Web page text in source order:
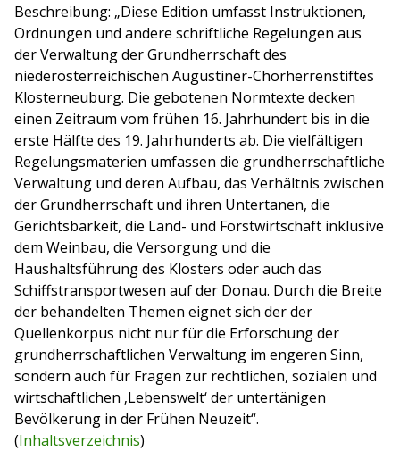
Beschreibung: „Diese Edition umfasst Instruktionen,
Ordnungen und andere schriftliche Regelungen aus
der Verwaltung der Grundherrschaft des
niederösterreichischen Augustiner-Chorherrenstiftes
Klosterneuburg. Die gebotenen Normtexte decken
einen Zeitraum vom frühen 16. Jahrhundert bis in die
erste Hälfte des 19. Jahrhunderts ab. Die vielfältigen
Regelungsmaterien umfassen die grundherrschaftliche
Verwaltung und deren Aufbau, das Verhältnis zwischen
der Grundherrschaft und ihren Untertanen, die
Gerichtsbarkeit, die Land- und Forstwirtschaft inklusive
dem Weinbau, die Versorgung und die
Haushaltsführung des Klosters oder auch das
Schiffstransportwesen auf der Donau. Durch die Breite
der behandelten Themen eignet sich der der
Quellenkorpus nicht nur für die Erforschung der
grundherrschaftlichen Verwaltung im engeren Sinn,
sondern auch für Fragen zur rechtlichen, sozialen und
wirtschaftlichen ‚Lebenswelt‘ der untertänigen
Bevölkerung in der Frühen Neuzeit“.
(Inhaltsverzeichnis)